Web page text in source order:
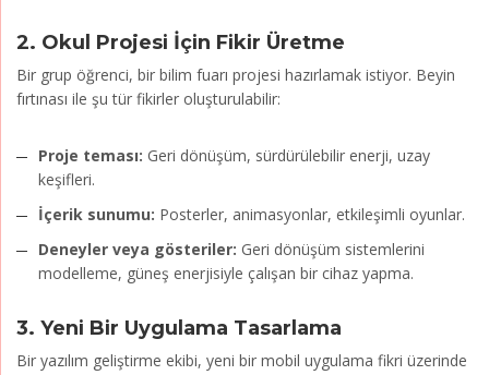
2. Okul Projesi İçin Fikir Üretme
Bir grup öğrenci, bir bilim fuarı projesi hazırlamak istiyor. Beyin
fırtınası ile şu tür fikirler oluşturulabilir:
Proje teması: Geri dönüşüm, sürdürülebilir enerji, uzay
keşifleri.
İçerik sunumu: Posterler, animasyonlar, etkileşimli oyunlar.
Deneyler veya gösteriler: Geri dönüşüm sistemlerini
modelleme, güneş enerjisiyle çalışan bir cihaz yapma.
3. Yeni Bir Uygulama Tasarlama
Bir yazılım geliştirme ekibi, yeni bir mobil uygulama fikri üzerinde